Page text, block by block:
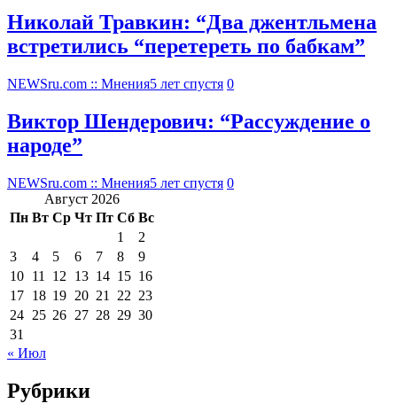
Николай Травкин: “Два джентльмена
встретились “перетереть по бабкам”
NEWSru.com :: Мнения5 лет спустя 0
Виктор Шендерович: “Рассуждение о
народе”
NEWSru.com :: Мнения5 лет спустя 0
Август 2026
Пн Вт Ср Чт Пт Сб Вс
1
2
3
4 5 6 7 8
9
10 11 12 13 14 15 16
17 18 19 20 21 22 23
24 25 26 27 28 29 30
31
« Июл
Рубрики